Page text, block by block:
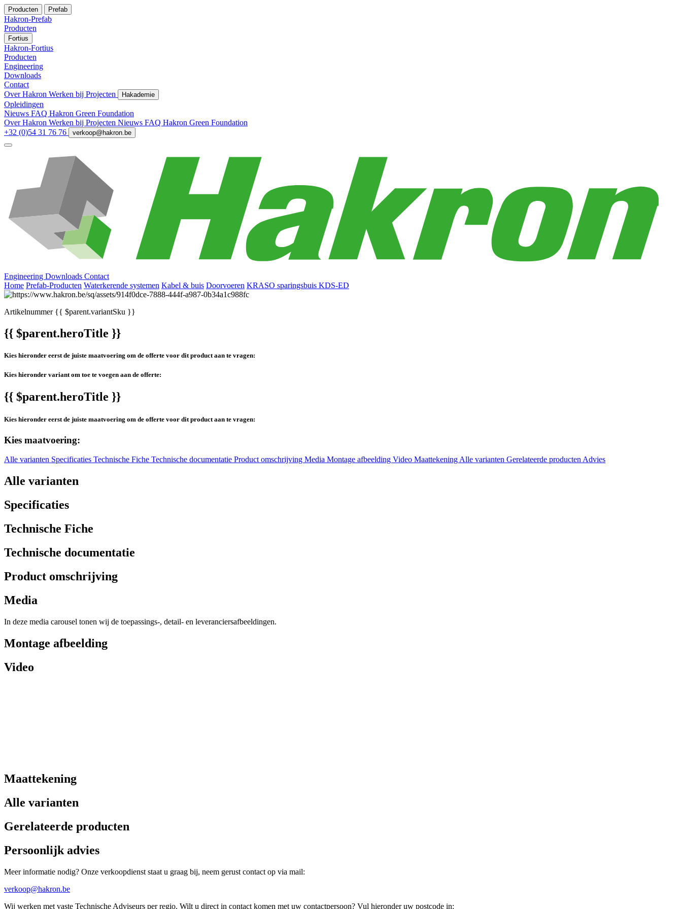
Producten Prefab
Hakron-Prefab
Producten
Fortius
Hakron-Fortius
Producten
Engineering
Downloads
Contact
Over Hakron Werken bij Projecten Hakademie
Opleidingen
Nieuws FAQ Hakron Green Foundation
Over Hakron Werken bij Projecten Nieuws FAQ Hakron Green Foundation
+32 (0)54 31 76 76
verkoop@hakron.be
Engineering Downloads Contact
Home Prefab-Producten Waterkerende systemen Kabel & buis Doorvoeren KRASO sparingsbuis KDS-ED
Artikelnummer{{ $parent.variantSku }}
{{ $parent.heroTitle }}
Kies hieronder eerst de juiste maatvoering om de offerte voor dit product aan te vragen:
Kies hieronder variant om toe te voegen aan de offerte:
{{ $parent.heroTitle }}
Kies hieronder eerst de juiste maatvoering om de offerte voor dit product aan te vragen:
Kies maatvoering:
Alle varianten Specificaties Technische Fiche Technische documentatie Product omschrijving Media Montage afbeelding Video MaattekeningAlle varianten Gerelateerde productenAdvies
Alle varianten
Specificaties
Technische Fiche
Technische documentatie
Product omschrijving
Media
In deze media carousel tonen wij de toepassings-, detail- en leveranciersafbeeldingen.
Montage afbeelding
Video
Maattekening
Alle varianten
Gerelateerde producten
Persoonlijk advies
Meer informatie nodig? Onze verkoopdienst staat u graag bij, neem gerust contact op via mail:
verkoop@hakron.be
Wij werken met vaste Technische Adviseurs per regio. Wilt u direct in contact komen met uw contactpersoon? Vul hieronder uw postcode in: